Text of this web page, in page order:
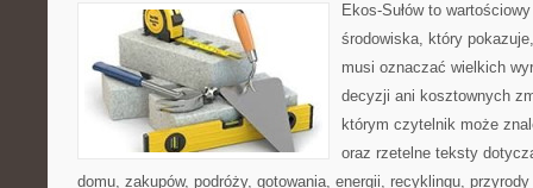
Ekos-Sułów to
środowiska, który
musi oznaczać wielkich
decyzji ani kosztownych
którym czytelnik może
oraz rzetelne teksty
domu, zakupów, podróży, gotowania, energii, recyklingu,